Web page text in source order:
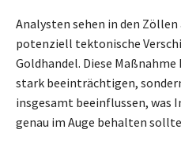
Analysten sehen in den
potenziell tektonische
Goldhandel. Diese
stark beeinträchtigen,
insgesamt beeinflussen, was
genau im Auge behalten